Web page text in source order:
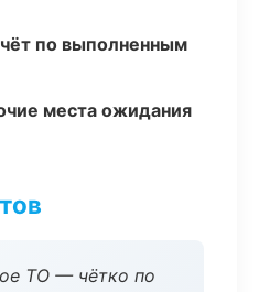
по выполненным
места ожидания
ТО — чётко по